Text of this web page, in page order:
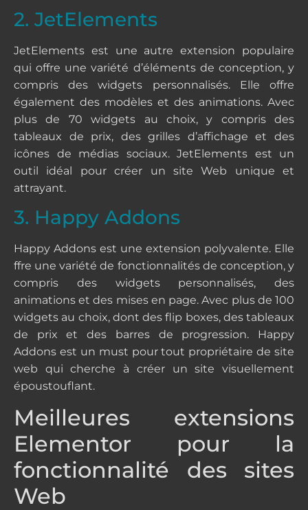
2. JetElements
JetElements est une autre extension populaire
qui offre une variété d’éléments de conception, y
compris des widgets personnalisés. Elle offre
également des modèles et des animations. Avec
plus de 70 widgets au choix, y compris des
tableaux de prix, des grilles d’affichage et des
icônes de médias sociaux. JetElements est un
outil idéal pour créer un site Web unique et
attrayant.
3. Happy Addons
Happy Addons est une extension polyvalente. Elle
ffre une variété de fonctionnalités de conception, y
compris des widgets personnalisés, des
animations et des mises en page. Avec plus de 100
widgets au choix, dont des flip boxes, des tableaux
de prix et des barres de progression. Happy
Addons est un must pour tout propriétaire de site
web qui cherche à créer un site visuellement
époustouflant.
Meilleures extensions
Elementor pour la
fonctionnalité des sites
Web